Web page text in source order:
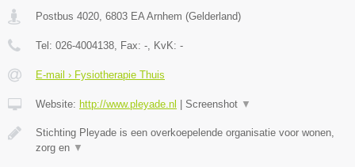
Postbus 4020 6803 EA Arnhem (Gelderland)
Tel: 026-4004138 , Fax: - , KvK: -
E-mail › Fysiotherapie Thuis
Website: http://www.pleyade.nl | Screenshot ▼
Stichting Pleyade is een overkoepelende organisatie voor wonen,
zorg en ▼